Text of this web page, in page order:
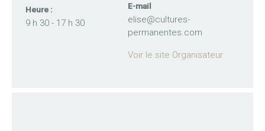
Heure :
9 h 30 - 17 h 30
E-mail
elise@cultures-
permanentes.com
Voir le site Organisateur